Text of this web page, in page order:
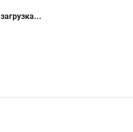
загрузка...